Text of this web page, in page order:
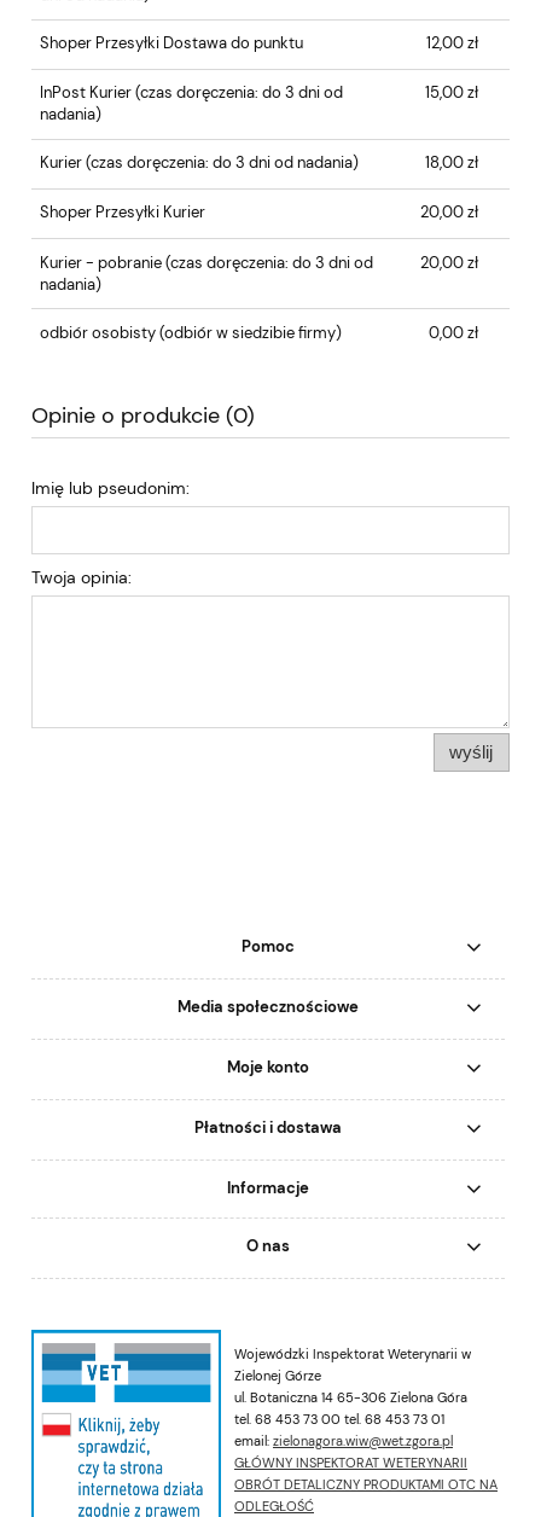
Shoper Przesyłki Dostawa do punktu 12,00 zł
InPost Kurier(czas doręczenia: do 3 dni od
nadania)
15,00 zł
Kurier(czas doręczenia: do 3 dni od nadania) 18,00 zł
Shoper Przesyłki Kurier 20,00 zł
Kurier - pobranie(czas doręczenia: do 3 dni od
nadania)
20,00 zł
odbiór osobisty(odbiór w siedzibie firmy) 0,00 zł
Opinie o produkcie (0)
Imię lub pseudonim:
Twoja opinia:
wyślij
Pomoc
Media społecznościowe
Moje konto
Płatności i dostawa
Informacje
O nas
Wojewódzki Inspektorat Weterynarii w
Zielonej Górze
ul. Botaniczna 14 65-306 Zielona Góra
tel. 68 453 73 00 tel. 68 453 73 01
email: zielonagora.wiw@wet.zgora.pl
GŁÓWNY INSPEKTORAT WETERYNARII
OBRÓT DETALICZNY PRODUKTAMI OTC NA
ODLEGŁOŚĆ